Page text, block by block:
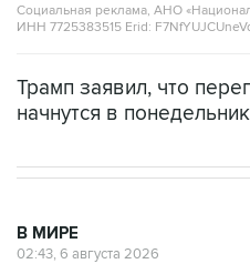
Социальная реклама, АНО
ИНН 7725383515 Erid:
Трамп заявил, что
начнутся в понедельник
В МИРЕ
02:43, 6 августа 2026